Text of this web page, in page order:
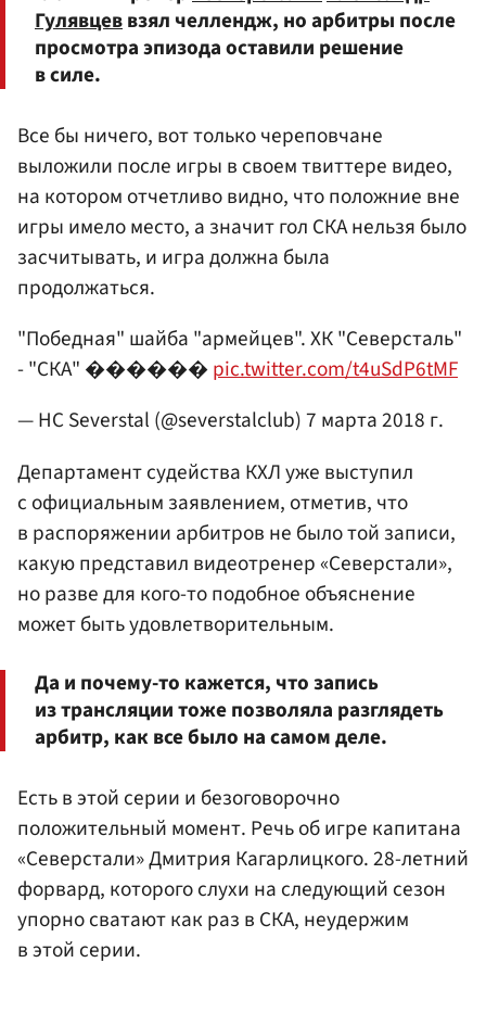
Гулявцеввзял челлендж, но арбитры после
просмотра эпизода оставили решение
в силе.
Все бы ничего, вот только череповчане
выложили после игры в своем твиттере видео,
на котором отчетливо видно, что положние вне
игры имело место, а значит гол СКА нельзя было
засчитывать, и игра должна была
продолжаться.
"Победная" шайба "армейцев". ХК "Северсталь"
- "СКА" ������pic.twitter.com/t4uSdP6tMF
— HC Severstal (@severstalclub)7 марта 2018 г.
Департамент судейства КХЛ уже выступил
с официальным заявлением, отметив, что
в распоряжении арбитров не было той записи,
какую представил видеотренер «Северстали»,
но разве для кого-то подобное объяснение
может быть удовлетворительным.
Да и почему-то кажется, что запись
из трансляции тоже позволяла разглядеть
арбитр, как все было на самом деле.
Есть в этой серии и безоговорочно
положительный момент. Речь об игре капитана
«Северстали» Дмитрия Кагарлицкого. 28-летний
форвард, которого слухи на следующий сезон
упорно сватают как раз в СКА, неудержим
в этой серии.